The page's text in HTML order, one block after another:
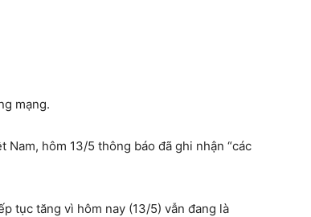
mạng.
hôm 13/5 thông báo đã ghi nhận “các
tục tăng vì hôm nay (13/5) vẫn đang là